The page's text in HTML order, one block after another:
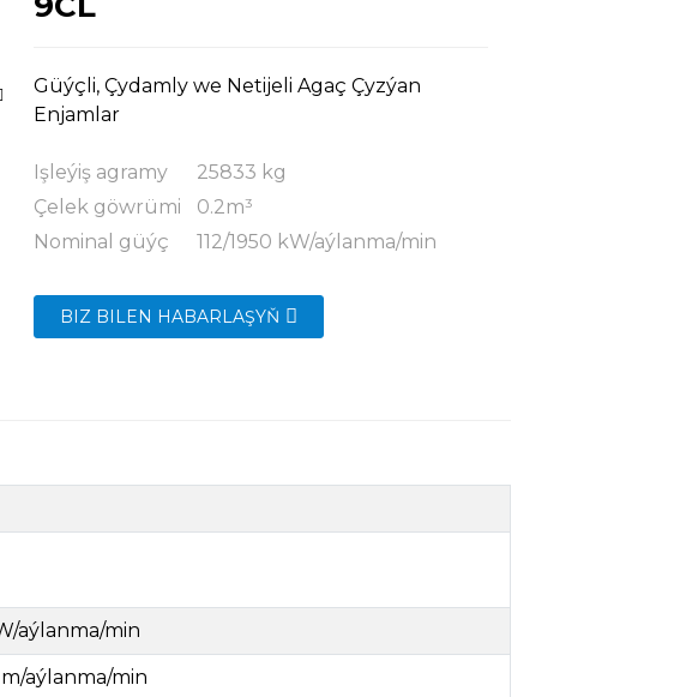
Güýçli, Çydamly we Netijeli Agaç Çyzýan
Enjamlar
Işleýiş agramy
25833 kg
Çelek göwrümi
0.2m³
Nominal güýç
112/1950 kW/aýlanma/min
BIZ BILEN HABARLAŞYŇ
aýlanma/min
aýlanma/min